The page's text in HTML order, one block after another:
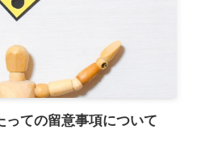
っての留意事項について